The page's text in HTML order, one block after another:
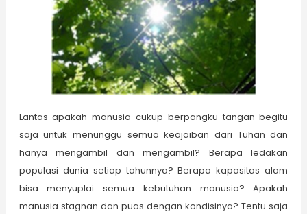
Lantas apakah manusia cukup berpangku tangan begitu
saja untuk menunggu semua keajaiban dari Tuhan dan
hanya mengambil dan mengambil? Berapa ledakan
populasi dunia setiap tahunnya? Berapa kapasitas alam
bisa menyuplai semua kebutuhan manusia? Apakah
manusia stagnan dan puas dengan kondisinya? Tentu saja